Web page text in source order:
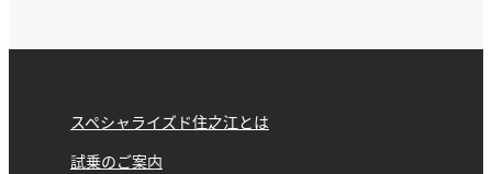
スペシャライズド住之江とは
試乗のご案内